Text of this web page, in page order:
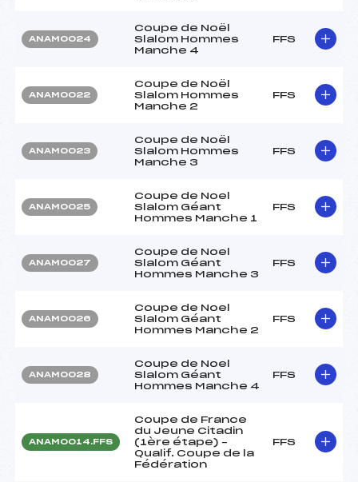
ANAM0024
Coupe de Noël
Slalom Hommes
Manche 4
FFS
ANAM0022
Coupe de Noël
Slalom Hommes
Manche 2
FFS
ANAM0023
Coupe de Noël
Slalom Hommes
Manche 3
FFS
ANAM0025
Coupe de Noel
Slalom Géant
Hommes Manche 1
FFS
ANAM0027
Coupe de Noel
Slalom Géant
Hommes Manche 3
FFS
ANAM0026
Coupe de Noel
Slalom Géant
Hommes Manche 2
FFS
ANAM0028
Coupe de Noel
Slalom Géant
Hommes Manche 4
FFS
ANAM0014.FFS
Coupe de France
du Jeune Citadin
(1ère étape) –
Qualif. Coupe de la
Fédération
FFS